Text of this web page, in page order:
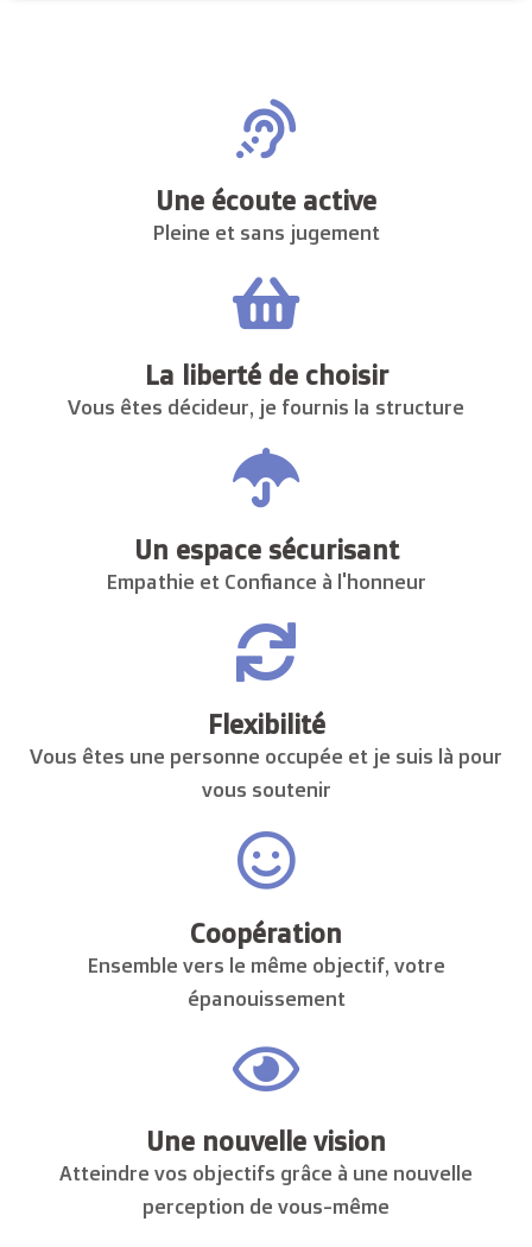
Une écoute active
Pleine et sans jugement
La liberté de choisir
Vous êtes décideur, je fournis la structure
Un espace sécurisant
Empathie et Confiance à l'honneur
Flexibilité
Vous êtes une personne occupée et je suis là pour
vous soutenir
Coopération
Ensemble vers le même objectif, votre
épanouissement
Une nouvelle vision
Atteindre vos objectifs grâce à une nouvelle
perception de vous-même